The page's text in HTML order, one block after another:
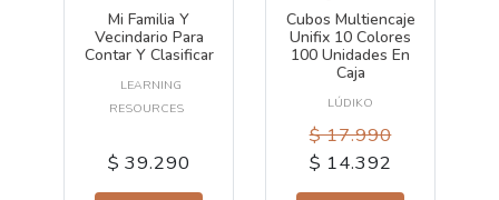
Mi Familia Y
Vecindario Para
Contar Y Clasificar
LEARNING
RESOURCES
$ 39.290
Cubos Multiencaje
Unifix 10 Colores
100 Unidades En
Caja
LÚDIKO
$ 17.990
$ 14.392